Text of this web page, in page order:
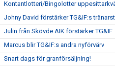
Kontantlotteri/Bingolotter
Johny David förstärker TG&IF:s
Julin från Skövde AIK förstärker TG&IF
Marcus blir TG&IF:s andra nyförvärv
Snart dags för granförsäljning!